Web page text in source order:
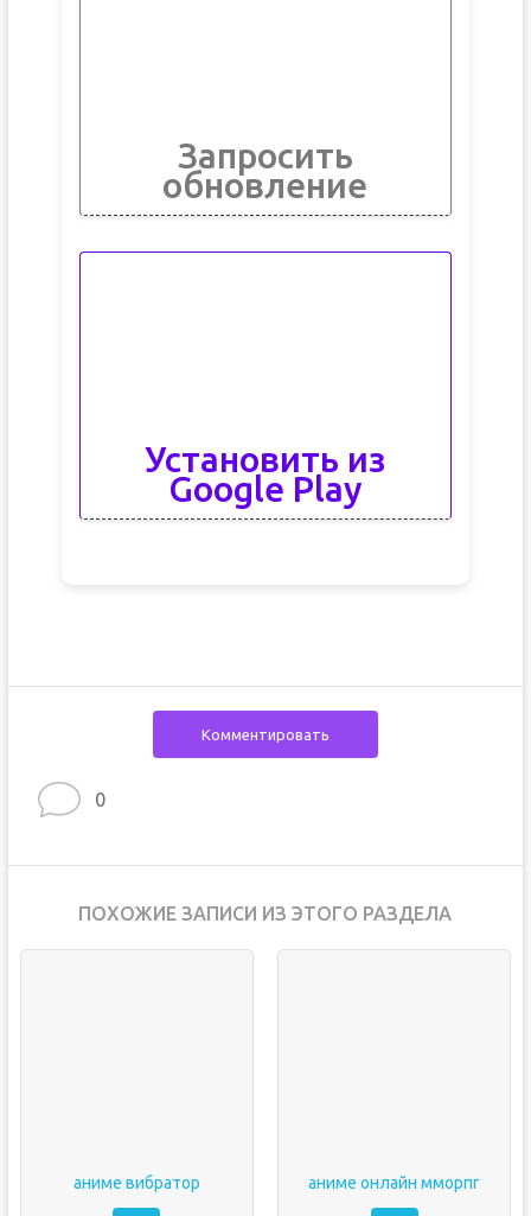
Запросить
обновление
Установить из
Google Play
Комментировать
0
ПОХОЖИЕ ЗАПИСИ ИЗ ЭТОГО РАЗДЕЛА
аниме вибратор аниме онлайн мморпг